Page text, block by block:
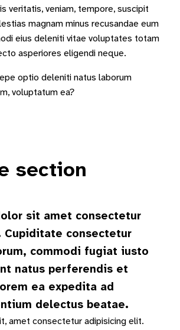
veritatis, veniam, tempore, suscipit
magnam minus recusandae eum
eius deleniti vitae voluptates totam
asperiores eligendi neque.
optio deleniti natus laborum
voluptatum ea?
section
sit amet consectetur
consectetur
commodi fugiat iusto
natus perferendis et
ea expedita ad
delectus beatae.
amet consectetur adipisicing elit.